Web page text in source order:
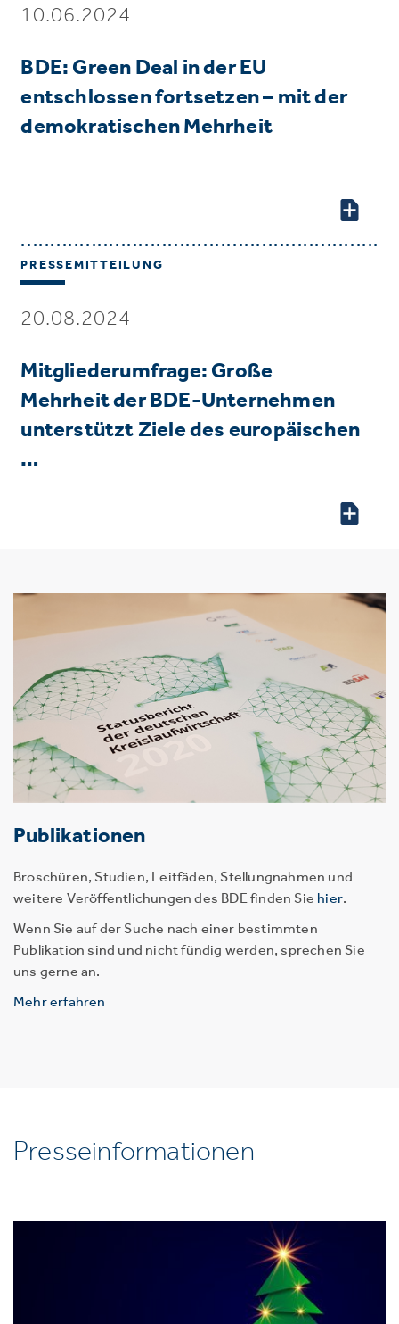
10.06.2024
BDE: Green Deal in der EU
entschlossen fortsetzen – mit der
demokratischen Mehrheit
PRESSEMITTEILUNG
20.08.2024
Mitgliederumfrage: Große
Mehrheit der BDE-Unternehmen
unterstützt Ziele des europäischen
…
Publikationen
Broschüren, Studien, Leitfäden, Stellungnahmen und
weitere Veröffentlichungen des BDE finden Sie hier.
Wenn Sie auf der Suche nach einer bestimmten
Publikation sind und nicht fündig werden, sprechen Sie
uns gerne an.
Mehr erfahren
Presseinformationen